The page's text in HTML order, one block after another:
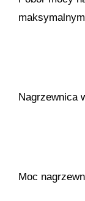
Nagrzewnica
Moc